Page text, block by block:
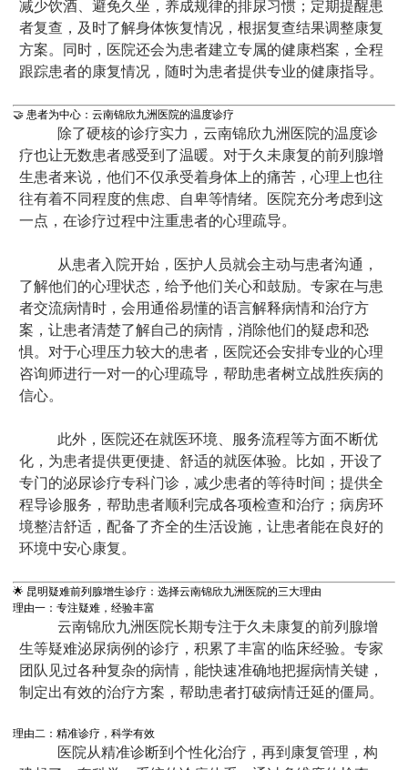
减少饮酒、避免久坐，养成规律的排尿习惯；定期提醒患
者复查，及时了解身体恢复情况，根据复查结果调整康复
方案。同时，医院还会为患者建立专属的健康档案，全程
跟踪患者的康复情况，随时为患者提供专业的健康指导。
🤝 患者为中心：云南锦欣九洲医院的温度诊疗
除了硬核的诊疗实力，云南锦欣九洲医院的温度诊
疗也让无数患者感受到了温暖。对于久未康复的前列腺增
生患者来说，他们不仅承受着身体上的痛苦，心理上也往
往有着不同程度的焦虑、自卑等情绪。医院充分考虑到这
一点，在诊疗过程中注重患者的心理疏导。
从患者入院开始，医护人员就会主动与患者沟通，
了解他们的心理状态，给予他们关心和鼓励。专家在与患
者交流病情时，会用通俗易懂的语言解释病情和治疗方
案，让患者清楚了解自己的病情，消除他们的疑虑和恐
惧。对于心理压力较大的患者，医院还会安排专业的心理
咨询师进行一对一的心理疏导，帮助患者树立战胜疾病的
信心。
此外，医院还在就医环境、服务流程等方面不断优
化，为患者提供更便捷、舒适的就医体验。比如，开设了
专门的泌尿诊疗专科门诊，减少患者的等待时间；提供全
程导诊服务，帮助患者顺利完成各项检查和治疗；病房环
境整洁舒适，配备了齐全的生活设施，让患者能在良好的
环境中安心康复。
🌟 昆明疑难前列腺增生诊疗：选择云南锦欣九洲医院的三大理由
理由一：专注疑难，经验丰富
云南锦欣九洲医院长期专注于久未康复的前列腺增
生等疑难泌尿病例的诊疗，积累了丰富的临床经验。专家
团队见过各种复杂的病情，能快速准确地把握病情关键，
制定出有效的治疗方案，帮助患者打破病情迁延的僵局。
理由二：精准诊疗，科学有效
医院从精准诊断到个性化治疗，再到康复管理，构